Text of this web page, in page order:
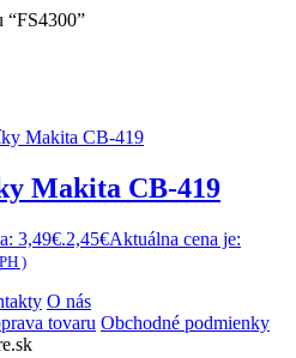
“FS4300”
Makita CB-419
3,49€.2,45€Aktuálna cena je:
)
O nás
tovaru Obchodné podmienky